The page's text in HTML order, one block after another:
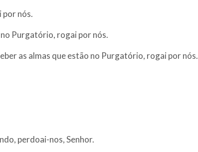
por nós.
Purgatório, rogai por nós.
as almas que estão no Purgatório, rogai por nós.
perdoai-nos, Senhor.